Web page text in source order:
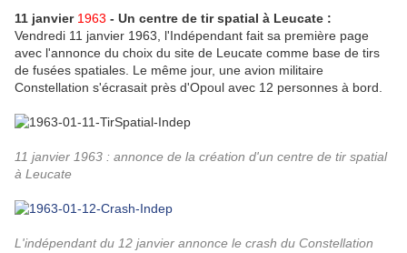
11 janvier 1963 - Un centre de tir spatial à Leucate :
Vendredi 11 janvier 1963, l'Indépendant fait sa première page
avec l'annonce du choix du site de Leucate comme base de tirs
de fusées spatiales. Le même jour, une avion militaire
Constellation s'écrasait près d'Opoul avec 12 personnes à bord.
11 janvier 1963 : annonce de la création d'un centre de tir spatial
à Leucate
L'indépendant du 12 janvier annonce le crash du Constellation